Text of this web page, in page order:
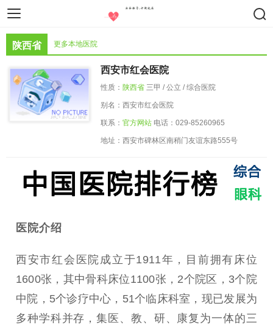
智慧医疗 医疗设备 药物器械
陕西省 更多本地医院
西安市红会医院
性质： 陕西省三甲 / 公立 / 综合医院
别名：西安市红会医院
联系： 官方网站电话：029-85260965
地址：西安市碑林区南稍门友谊东路555号
医院介绍
西安市红会医院成立于1911年，目前拥有床位
1600张，其中骨科床位1100张，2个院区，3个院
中院，5个诊疗中心，51个临床科室，现已发展为
多种学科并存，集医、教、研、康复为一体的三